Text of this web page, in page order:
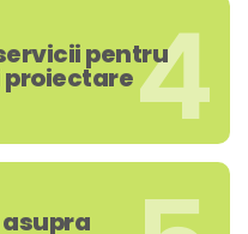
4
pentru
proiectare